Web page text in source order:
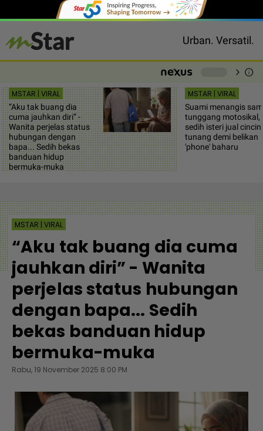
Urban. Versatil.
chevron_right info
MSTAR | VIRAL
“Aku tak buang dia
cuma jauhkan diri” -
Wanita perjelas status
hubungan dengan
bapa... Sedih bekas
banduan hidup
bermuka-muka
MSTAR | VIRAL
Suami menangis
tunggang motosikal,
sedih isteri jual cincin
tunang demi belikan
'phone' baharu
MSTAR | VIRAL
“Aku tak buang dia cuma
jauhkan diri” - Wanita
perjelas status hubungan
dengan bapa... Sedih
bekas banduan hidup
bermuka-muka
Rabu, 19 November 2025 8:00 PM